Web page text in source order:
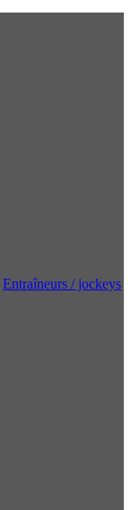
Entraîneurs / jockeys